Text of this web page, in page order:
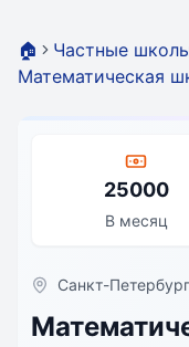
🏠
Частные
Математическая
25000
В месяц
Санкт-